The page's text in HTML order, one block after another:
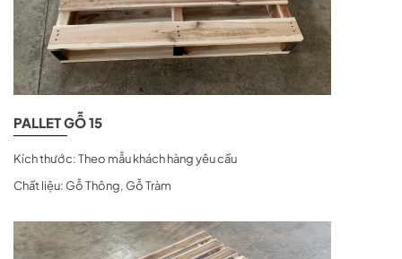
PALLET GỖ 15
Kích thước: Theo mẫu khách hàng yêu cầu
Chất liệu: Gỗ Thông, Gỗ Tràm